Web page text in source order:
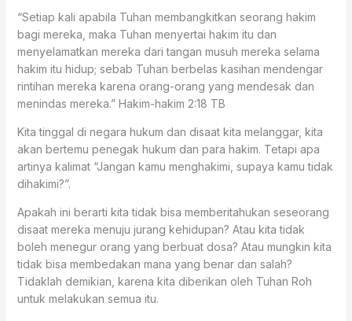
“Setiap kali apabila Tuhan membangkitkan seorang hakim
bagi mereka, maka Tuhan menyertai hakim itu dan
menyelamatkan mereka dari tangan musuh mereka selama
hakim itu hidup; sebab Tuhan berbelas kasihan mendengar
rintihan mereka karena orang-orang yang mendesak dan
menindas mereka.” ‭‭Hakim-hakim‬ ‭2:18‬ ‭TB‬‬
Kita tinggal di negara hukum dan disaat kita melanggar, kita
akan bertemu penegak hukum dan para hakim. Tetapi apa
artinya kalimat “Jangan kamu menghakimi, supaya kamu tidak
dihakimi?”.
Apakah ini berarti kita tidak bisa memberitahukan seseorang
disaat mereka menuju jurang kehidupan? Atau kita tidak
boleh menegur orang yang berbuat dosa? Atau mungkin kita
tidak bisa membedakan mana yang benar dan salah?
Tidaklah demikian, karena kita diberikan oleh Tuhan Roh
untuk melakukan semua itu.